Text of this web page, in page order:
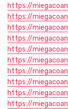
https://
https://
https://
https://
https://
https://
https://
https://
https://
https://